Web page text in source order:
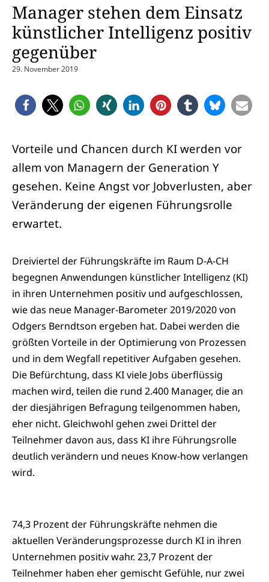
Manager stehen dem Einsatz
künstlicher Intelligenz positiv
gegenüber
29. November 2019
Vorteile und Chancen durch KI werden vor
allem von Managern der Generation Y
gesehen. Keine Angst vor Jobverlusten, aber
Veränderung der eigenen Führungsrolle
erwartet.
Dreiviertel der Führungskräfte im Raum D-A-CH
begegnen Anwendungen künstlicher Intelligenz (KI)
in ihren Unternehmen positiv und aufgeschlossen,
wie das neue Manager-Barometer 2019/2020 von
Odgers Berndtson ergeben hat. Dabei werden die
größten Vorteile in der Optimierung von Prozessen
und in dem Wegfall repetitiver Aufgaben gesehen.
Die Befürchtung, dass KI viele Jobs überflüssig
machen wird, teilen die rund 2.400 Manager, die an
der diesjährigen Befragung teilgenommen haben,
eher nicht. Gleichwohl gehen zwei Drittel der
Teilnehmer davon aus, dass KI ihre Führungsrolle
deutlich verändern und neues Know-how verlangen
wird.
74,3 Prozent der Führungskräfte nehmen die
aktuellen Veränderungsprozesse durch KI in ihren
Unternehmen positiv wahr. 23,7 Prozent der
Teilnehmer haben eher gemischt Gefühle, nur zwei